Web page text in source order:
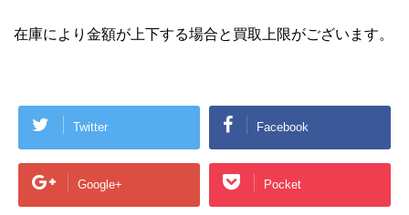
在庫により金額が上下する場合と買取上限がございます。
Twitter Facebook
Google+ Pocket